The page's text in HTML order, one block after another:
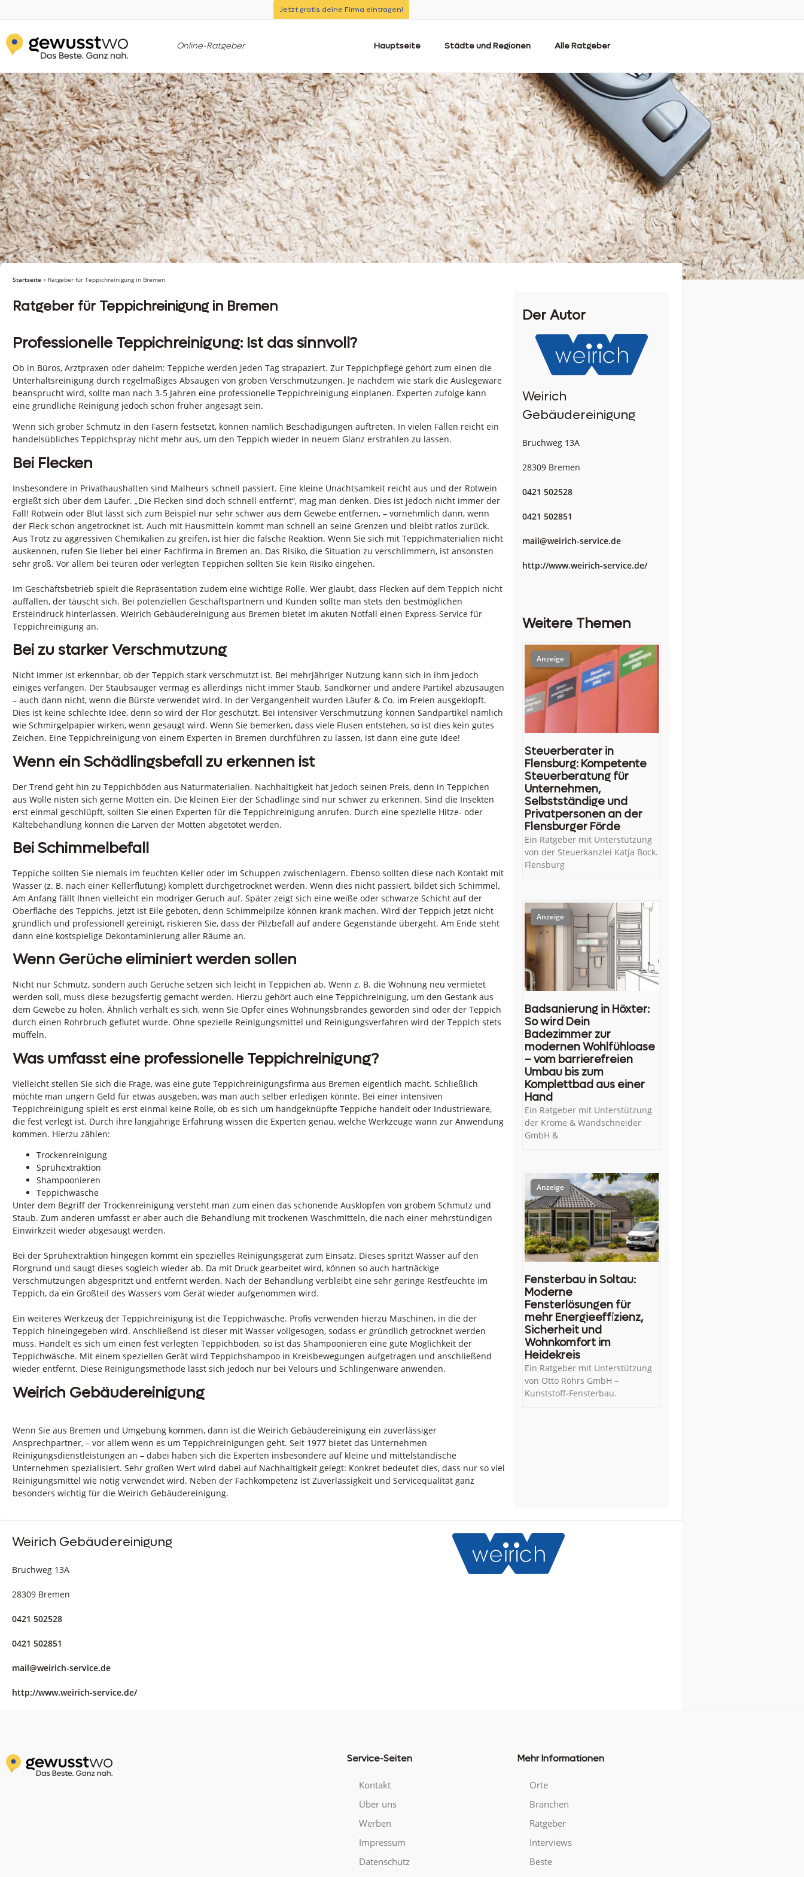
Jetzt gratis deine Firma eintragen!
Online-Ratgeber Hauptseite Städte und Regionen Alle Ratgeber
Startseite » Ratgeber für Teppichreinigung in Bremen
Ratgeber für Teppichreinigung in Bremen
Professionelle Teppichreinigung: Ist das sinnvoll?
Ob in Büros, Arztpraxen oder daheim: Teppiche werden jeden Tag strapaziert. Zur Teppichpflege gehört zum einen die
Unterhaltsreinigung durch regelmäßiges Absaugen von groben Verschmutzungen. Je nachdem wie stark die Auslegeware
beansprucht wird, sollte man nach 3-5 Jahren eine professionelle Teppichreinigung einplanen. Experten zufolge kann
eine gründliche Reinigung jedoch schon früher angesagt sein.
Wenn sich grober Schmutz in den Fasern festsetzt, können nämlich Beschädigungen auftreten. In vielen Fällen reicht ein
handelsübliches Teppichspray nicht mehr aus, um den Teppich wieder in neuem Glanz erstrahlen zu lassen.
Bei Flecken
Insbesondere in Privathaushalten sind Malheurs schnell passiert. Eine kleine Unachtsamkeit reicht aus und der Rotwein
ergießt sich über dem Läufer. „Die Flecken sind doch schnell entfernt“, mag man denken. Dies ist jedoch nicht immer der
Fall! Rotwein oder Blut lässt sich zum Beispiel nur sehr schwer aus dem Gewebe entfernen, – vornehmlich dann, wenn
der Fleck schon angetrocknet ist. Auch mit Hausmitteln kommt man schnell an seine Grenzen und bleibt ratlos zurück.
Aus Trotz zu aggressiven Chemikalien zu greifen, ist hier die falsche Reaktion. Wenn Sie sich mit Teppichmaterialien nicht
auskennen, rufen Sie lieber bei einer Fachfirma in Bremen an. Das Risiko, die Situation zu verschlimmern, ist ansonsten
sehr groß. Vor allem bei teuren oder verlegten Teppichen sollten Sie kein Risiko eingehen.
Im Geschäftsbetrieb spielt die Repräsentation zudem eine wichtige Rolle. Wer glaubt, dass Flecken auf dem Teppich nicht
auffallen, der täuscht sich. Bei potenziellen Geschäftspartnern und Kunden sollte man stets den bestmöglichen
Ersteindruck hinterlassen. Weirich Gebäudereinigung aus Bremen bietet im akuten Notfall einen Express-Service für
Teppichreinigung an.
Bei zu starker Verschmutzung
Nicht immer ist erkennbar, ob der Teppich stark verschmutzt ist. Bei mehrjähriger Nutzung kann sich in ihm jedoch
einiges verfangen. Der Staubsauger vermag es allerdings nicht immer Staub, Sandkörner und andere Partikel abzusaugen
– auch dann nicht, wenn die Bürste verwendet wird. In der Vergangenheit wurden Läufer & Co. im Freien ausgeklopft.
Dies ist keine schlechte Idee, denn so wird der Flor geschützt. Bei intensiver Verschmutzung können Sandpartikel nämlich
wie Schmirgelpapier wirken, wenn gesaugt wird. Wenn Sie bemerken, dass viele Flusen entstehen, so ist dies kein gutes
Zeichen. Eine Teppichreinigung von einem Experten in Bremen durchführen zu lassen, ist dann eine gute Idee!
Wenn ein Schädlingsbefall zu erkennen ist
Der Trend geht hin zu Teppichböden aus Naturmaterialien. Nachhaltigkeit hat jedoch seinen Preis, denn in Teppichen
aus Wolle nisten sich gerne Motten ein. Die kleinen Eier der Schädlinge sind nur schwer zu erkennen. Sind die Insekten
erst einmal geschlüpft, sollten Sie einen Experten für die Teppichreinigung anrufen. Durch eine spezielle Hitze- oder
Kältebehandlung können die Larven der Motten abgetötet werden.
Bei Schimmelbefall
Teppiche sollten Sie niemals im feuchten Keller oder im Schuppen zwischenlagern. Ebenso sollten diese nach Kontakt mit
Wasser (z. B. nach einer Kellerflutung) komplett durchgetrocknet werden. Wenn dies nicht passiert, bildet sich Schimmel.
Am Anfang fällt Ihnen vielleicht ein modriger Geruch auf. Später zeigt sich eine weiße oder schwarze Schicht auf der
Oberfläche des Teppichs. Jetzt ist Eile geboten, denn Schimmelpilze können krank machen. Wird der Teppich jetzt nicht
gründlich und professionell gereinigt, riskieren Sie, dass der Pilzbefall auf andere Gegenstände übergeht. Am Ende steht
dann eine kostspielige Dekontaminierung aller Räume an.
Wenn Gerüche eliminiert werden sollen
Nicht nur Schmutz, sondern auch Gerüche setzen sich leicht in Teppichen ab. Wenn z. B. die Wohnung neu vermietet
werden soll, muss diese bezugsfertig gemacht werden. Hierzu gehört auch eine Teppichreinigung, um den Gestank aus
dem Gewebe zu holen. Ähnlich verhält es sich, wenn Sie Opfer eines Wohnungsbrandes geworden sind oder der Teppich
durch einen Rohrbruch geflutet wurde. Ohne spezielle Reinigungsmittel und Reinigungsverfahren wird der Teppich stets
müffeln.
Was umfasst eine professionelle Teppichreinigung?
Vielleicht stellen Sie sich die Frage, was eine gute Teppichreinigungsfirma aus Bremen eigentlich macht. Schließlich
möchte man ungern Geld für etwas ausgeben, was man auch selber erledigen könnte. Bei einer intensiven
Teppichreinigung spielt es erst einmal keine Rolle, ob es sich um handgeknüpfte Teppiche handelt oder Industrieware,
die fest verlegt ist. Durch ihre langjährige Erfahrung wissen die Experten genau, welche Werkzeuge wann zur Anwendung
kommen. Hierzu zählen:
Trockenreinigung
Sprühextraktion
Shampoonieren
Teppichwäsche
Unter dem Begriff der Trockenreinigung versteht man zum einen das schonende Ausklopfen von grobem Schmutz und
Staub. Zum anderen umfasst er aber auch die Behandlung mit trockenen Waschmitteln, die nach einer mehrstündigen
Einwirkzeit wieder abgesaugt werden.
Bei der Sprühextraktion hingegen kommt ein spezielles Reinigungsgerät zum Einsatz. Dieses spritzt Wasser auf den
Florgrund und saugt dieses sogleich wieder ab. Da mit Druck gearbeitet wird, können so auch hartnäckige
Verschmutzungen abgespritzt und entfernt werden. Nach der Behandlung verbleibt eine sehr geringe Restfeuchte im
Teppich, da ein Großteil des Wassers vom Gerät wieder aufgenommen wird.
Ein weiteres Werkzeug der Teppichreinigung ist die Teppichwäsche. Profis verwenden hierzu Maschinen, in die der
Teppich hineingegeben wird. Anschließend ist dieser mit Wasser vollgesogen, sodass er gründlich getrocknet werden
muss. Handelt es sich um einen fest verlegten Teppichboden, so ist das Shampoonieren eine gute Möglichkeit der
Teppichwäsche. Mit einem speziellen Gerät wird Teppichshampoo in Kreisbewegungen aufgetragen und anschließend
wieder entfernt. Diese Reinigungsmethode lässt sich jedoch nur bei Velours und Schlingenware anwenden.
Weirich Gebäudereinigung
Wenn Sie aus Bremen und Umgebung kommen, dann ist die Weirich Gebäudereinigung ein zuverlässiger
Ansprechpartner, – vor allem wenn es um Teppichreinigungen geht. Seit 1977 bietet das Unternehmen
Reinigungsdienstleistungen an – dabei haben sich die Experten insbesondere auf kleine und mittelständische
Unternehmen spezialisiert. Sehr großen Wert wird dabei auf Nachhaltigkeit gelegt: Konkret bedeutet dies, dass nur so viel
Reinigungsmittel wie nötig verwendet wird. Neben der Fachkompetenz ist Zuverlässigkeit und Servicequalität ganz
besonders wichtig für die Weirich Gebäudereinigung.
Der Autor
Weirich
Gebäudereinigung
Bruchweg 13A
28309 Bremen
0421 502528
0421 502851
mail@weirich-service.de
http://www.weirich-service.de/
Weitere Themen
Steuerberater in
Flensburg: Kompetente
Steuerberatung für
Unternehmen,
Selbstständige und
Privatpersonen an der
Flensburger Förde
Ein Ratgeber mit Unterstützung
von der Steuerkanzlei Katja Bock.
Flensburg
Badsanierung in Höxter:
So wird Dein
Badezimmer zur
modernen Wohlfühloase
– vom barrierefreien
Umbau bis zum
Komplettbad aus einer
Hand
Ein Ratgeber mit Unterstützung
der Krome & Wandschneider
GmbH &
Fensterbau in Soltau:
Moderne
Fensterlösungen für
mehr Energieeffizienz,
Sicherheit und
Wohnkomfort im
Heidekreis
Ein Ratgeber mit Unterstützung
von Otto Röhrs GmbH –
Kunststoff-Fensterbau.
Weirich Gebäudereinigung
Bruchweg 13A
28309 Bremen
0421 502528
0421 502851
mail@weirich-service.de
http://www.weirich-service.de/
Service-Seiten
Kontakt
Über uns
Werben
Impressum
Datenschutz
Mehr Informationen
Orte
Branchen
Ratgeber
Interviews
Beste